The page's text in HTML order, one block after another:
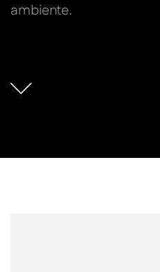
ambiente.